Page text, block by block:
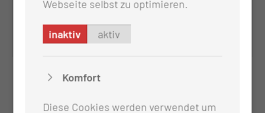
Webseite selbst zu optimieren.
inaktiv aktiv
Komfort
Diese Cookies werden verwendet um